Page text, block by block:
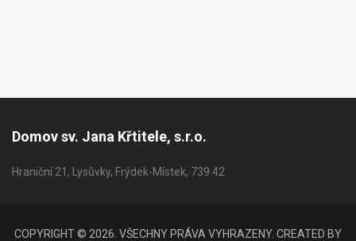
Domov sv. Jana Křtitele, s.r.o.
Hraniční 21, Lysůvky, Frýdek-Místek, 739 42
COPYRIGHT © 2026. VŠECHNY PRÁVA VYHRAZENY. CREATED BY